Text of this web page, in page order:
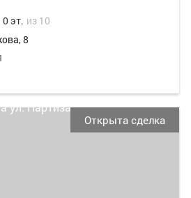
эт. из 10
8
Открыта сделка